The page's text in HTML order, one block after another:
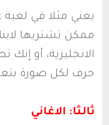
يعني مثلا في
ممكن تشتريها
الانجليزية، أو
حرف لكل صورة
ثالثا: الاغاني